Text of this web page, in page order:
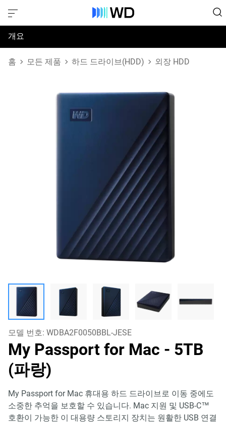
개요
사양
홈 모든 제품 하드 드라이브(HDD) 외장 HDD
모델 번호: WDBA2F0050BBL-JESE
My Passport for Mac - 5TB
(파랑)
My Passport for Mac 휴대용 하드 드라이브로 이동 중에도
소중한 추억을 보호할 수 있습니다. Mac 지원 및 USB-C™
호환이 가능한 이 대용량 스토리지 장치는 원활한 USB 연결